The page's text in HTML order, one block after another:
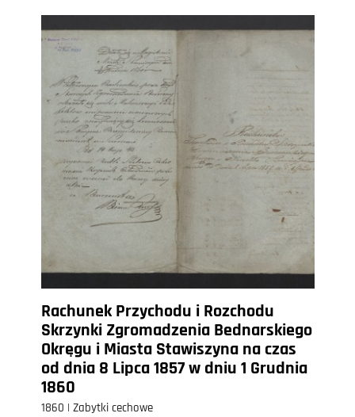
Rachunek Przychodu i Rozchodu
Skrzynki Zgromadzenia Bednarskiego
Okręgu i Miasta Stawiszyna na czas
od dnia 8 Lipca 1857 w dniu 1 Grudnia
1860
1860 | Zabytki cechowe